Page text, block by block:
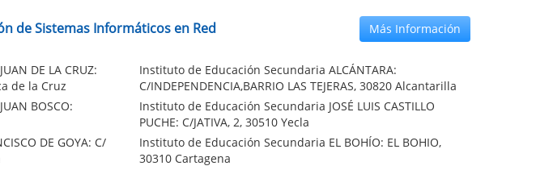
de Sistemas Informáticos en Red Más Información
DE LA CRUZ:
de la Cruz
Instituto de Educación Secundaria ALCÁNTARA:
C/INDEPENDENCIA,BARRIO LAS TEJERAS, 30820 Alcantarilla
BOSCO:
Instituto de Educación Secundaria JOSÉ LUIS CASTILLO
PUCHE: C/JATIVA, 2, 30510 Yecla
DE GOYA: C/
Instituto de Educación Secundaria EL BOHÍO: EL BOHIO,
30310 Cartagena